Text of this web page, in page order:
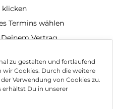
zu gestalten und fortlaufend
wir Cookies. Durch die weitere
Verwendung von Cookies zu.
Du in unserer
klicken
Termins wählen
Vertrag